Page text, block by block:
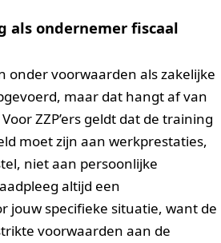
als ondernemer fiscaal
onder voorwaarden als zakelijke
maar dat hangt af van
ZZP’ers geldt dat de training
moet zijn aan werkprestaties,
niet aan persoonlijke
altijd een
jouw specifieke situatie, want de
voorwaarden aan de